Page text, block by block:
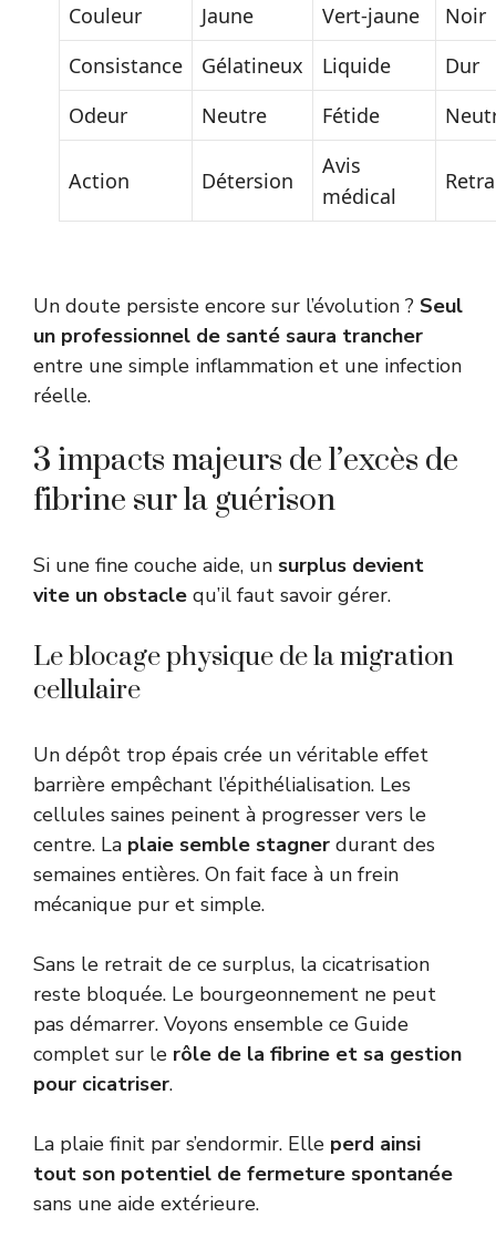
Couleur Jaune Vert-jaune
Noir
Consistance
Gélatineux Liquide
Dur
Odeur
Neutre Fétide
Action Détersion
Avis
médical
Un doute persiste encore sur l’évolution ? Seul
un professionnel de santé saura trancher
entre une simple inflammation et une infection
réelle.
3 impacts majeurs de l’excès de
fibrine sur la guérison
Si une fine couche aide, un surplus devient
vite un obstacle qu’il faut savoir gérer.
Le blocage physique de la migration
cellulaire
Un dépôt trop épais crée un véritable effet
barrière empêchant l’épithélialisation. Les
cellules saines peinent à progresser vers le
centre. La plaie semble stagner durant des
semaines entières. On fait face à un frein
mécanique pur et simple.
Sans le retrait de ce surplus, la cicatrisation
reste bloquée. Le bourgeonnement ne peut
pas démarrer. Voyons ensemble ce Guide
complet sur le rôle de la fibrine et sa gestion
pour cicatriser.
La plaie finit par s’endormir. Elle perd ainsi
tout son potentiel de fermeture spontanée
sans une aide extérieure.